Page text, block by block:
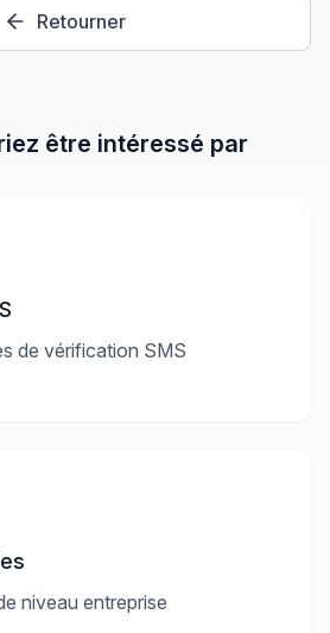
Retourner
être intéressé par
de vérification SMS
niveau entreprise